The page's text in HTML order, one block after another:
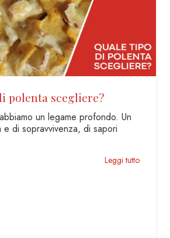
polenta scegliere?
un legame profondo. Un
e di sopravvivenza, di sapori
Leggi tutto